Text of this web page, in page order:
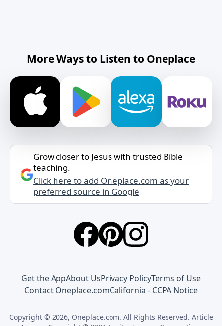
More Ways to Listen to Oneplace
Grow closer to Jesus with trusted Bible
teaching.
Click here to add Oneplace.com as your
preferred source in Google
Get the AppAbout UsPrivacy PolicyTerms of Use
Contact Oneplace.comCalifornia - CCPA Notice
Copyright © 2026, Oneplace.com. All Rights Reserved. Article